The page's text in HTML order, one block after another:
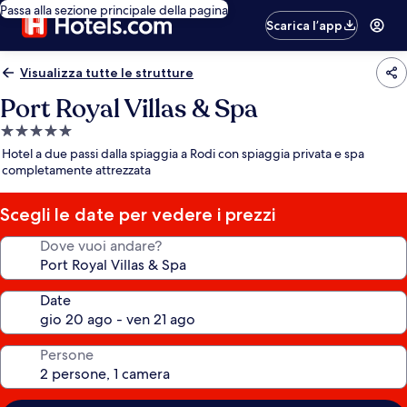
Passa alla sezione principale della pagina
Scarica l’app
Visualizza tutte le strutture
Port Royal Villas & Spa
Struttura
a
5.0
stelle
Hotel a due passi dalla spiaggia a Rodi con spiaggia privata e spa
completamente attrezzata
Scegli le date per vedere i prezzi
Dove vuoi andare?
Date
Persone